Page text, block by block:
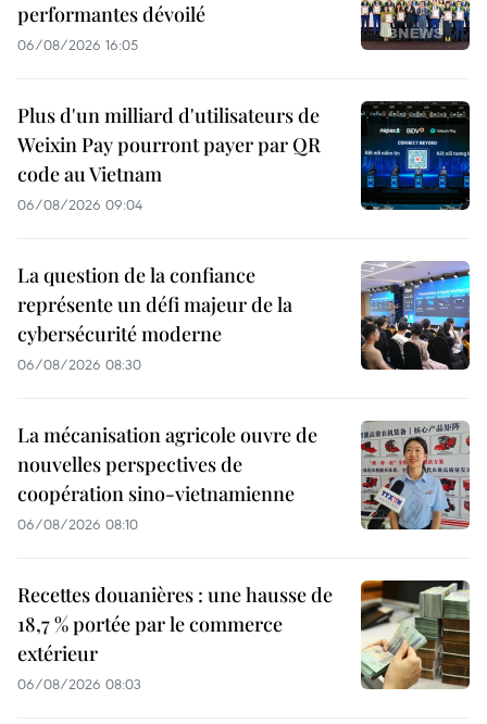
performantes dévoilé
06/08/2026 16:05
Plus d'un milliard d'utilisateurs de
Weixin Pay pourront payer par QR
code au Vietnam
06/08/2026 09:04
La question de la confiance
représente un défi majeur de la
cybersécurité moderne
06/08/2026 08:30
La mécanisation agricole ouvre de
nouvelles perspectives de
coopération sino-vietnamienne
06/08/2026 08:10
Recettes douanières : une hausse de
18,7 % portée par le commerce
extérieur
06/08/2026 08:03